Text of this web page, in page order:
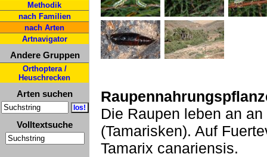
Methodik
nach Familien
nach Arten
Artnavigator
Andere Gruppen
Orthoptera /
Heuschrecken
Arten suchen
Volltextsuche
Die Raupen leben an
(Tamarisken). Auf
Tamarix canariensis.